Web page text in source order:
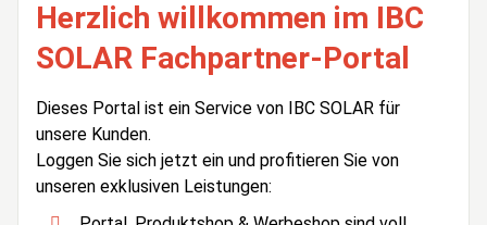
Herzlich willkommen im IBC
SOLAR Fachpartner-Portal
Dieses Portal ist ein Service von IBC SOLAR für
unsere Kunden.
Loggen Sie sich jetzt ein und profitieren Sie von
unseren exklusiven Leistungen: